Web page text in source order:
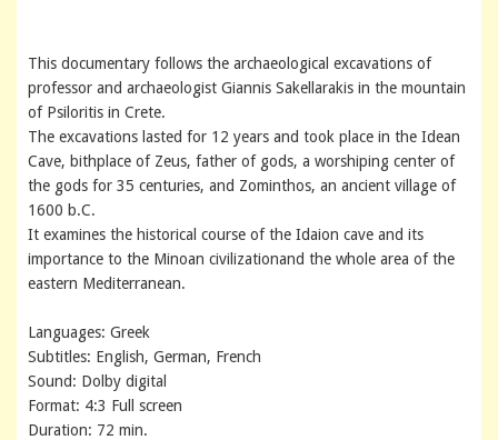
This documentary follows the archaeological excavations of
professor and archaeologist Giannis Sakellarakis in the mountain
of Psiloritis in Crete.
The excavations lasted for 12 years and took place in the Idean
Cave, bithplace of Zeus, father of gods, a worshiping center of
the gods for 35 centuries, and Zominthos, an ancient village of
1600 b.C.
It examines the historical course of the Idaion cave and its
importance to the Minoan civilizationand the whole area of the
eastern Mediterranean.
Languages: Greek
Subtitles: English, German, French
Sound: Dolby digital
Format: 4:3 Full screen
Duration: 72 min.